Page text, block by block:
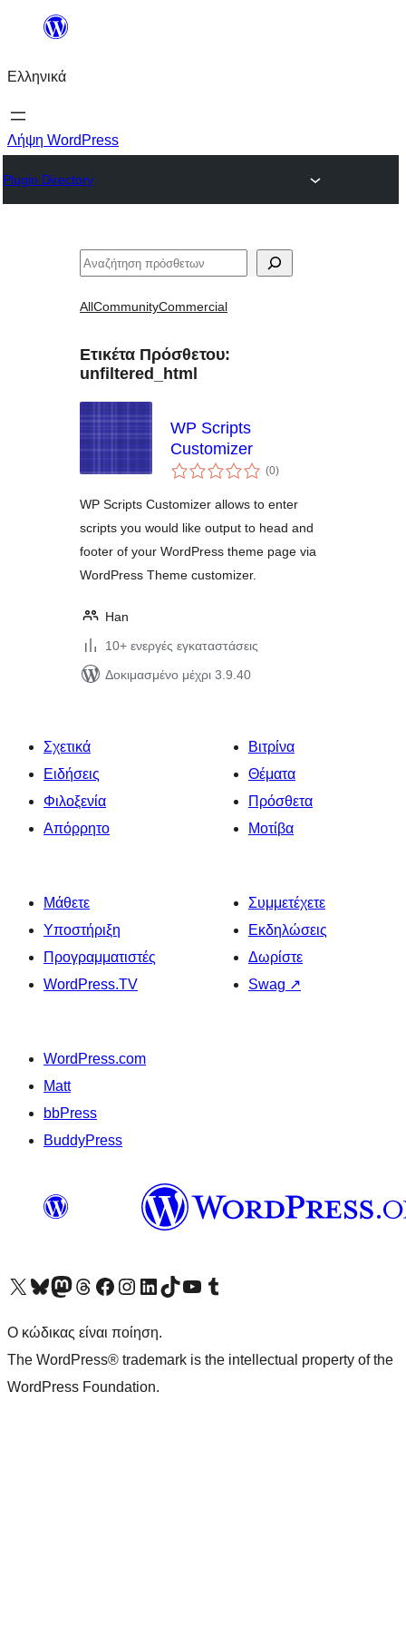
Μετάβαση
περιεχόμενο
Ελληνικά
Λήψη WordPress
Plugin Directory
Αναζήτηση
AllCommunityCommercial
Ετικέτα Πρόσθετου:
unfiltered_html
WP Scripts
Customizer
(0αξιολογήσεις
σύνολο
)
WP Scripts Customizer allows to enter
scripts you would like output to head and
footer of your WordPress theme page via
WordPress Theme customizer.
Han
10+ ενεργές εγκαταστάσεις
Δοκιμασμένο μέχρι 3.9.40
Σχετικά
Ειδήσεις
Φιλοξενία
Απόρρητο
Βιτρίνα
Θέματα
Πρόσθετα
Μοτίβα
Μάθετε
Υποστήριξη
Προγραμματιστές
WordPress.TV
Συμμετέχετε
Εκδηλώσεις
Δωρίστε
Swag ↗
WordPress.com
Matt
bbPress
BuddyPress
Visit our X (formerly Twitter) account
Visit our Bluesky account
Επισκεφθείτε τον λογαριασμό μας στο Mastodon
Visit our Threads account
Επισκεφτείτε τη σελίδα μας στο Facebook
Επισκεφθείτε τον λογαριασμό μας Instagram
Επισκεφθείτε τον λογαριασμό μας LinkedIn
Visit our TikTok account
Visit our YouTube channel
Visit our Tumblr account
Ο κώδικας είναι ποίηση.
The WordPress® trademark is the intellectual property of the
WordPress Foundation.